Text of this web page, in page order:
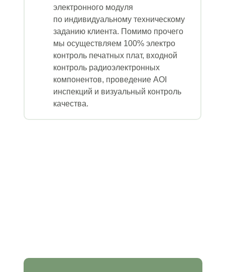
электронного модуля
по индивидуальному техническому
заданию клиента. Помимо прочего
мы осуществляем 100% электро
контроль печатных плат, входной
контроль радиоэлектронных
компонентов, проведение AOI
инспекций и визуальный контроль
качества.